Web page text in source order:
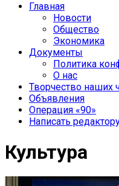
Главная
Новости
Общество
Экономика
Документы
Политика
О нас
Творчество наших
Объявления
Операция «90»
Написать
Культура